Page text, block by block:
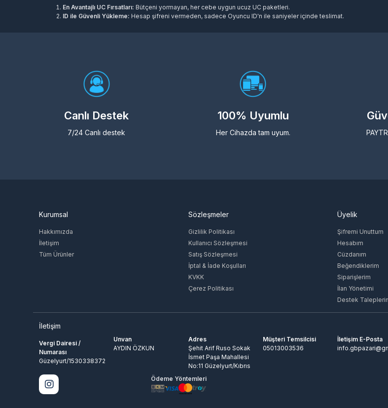
En Avantajlı UC Fırsatları:Bütçeni
yormayan, piyasadaki en ucuz UC
onaylandığı an siparişin otomatik olarak
teslim edilir.
maceraya hız kesmeden devam et!
En Avantajlı UC Fırsatları: Bütçeni yormayan, her cebe uygun ucuz UC paketleri.
ID ile Güvenli Yükleme: Hesap şifreni vermeden, sadece Oyuncu ID'n ile saniyeler içinde teslimat.
Canlı Destek
7/24 Canlı destek
100% Uyumlu
Her Cihazda tam uyum.
Kurumsal
Hakkımızda
İletişim
Tüm Ürünler
Sözleşmeler
Gizlilik Politikası
Kullanıcı Sözleşmesi
Satış Sözleşmesi
İptal & İade Koşulları
KVKK
Çerez Politikası
Üyelik
Şifremi Unuttum
Hesabım
Cüzdanım
Beğendiklerim
Siparişlerim
İlan Yönetimi
Destek
İletişim
Vergi Dairesi /
Numarası
Güzelyurt/1530338372
Unvan
AYDIN ÖZKUN
Adres
Şehit Arif Ruso Sokak
İsmet Paşa Mahallesi
No:11 Güzelyurt/Kıbrıs
Müşteri Temsilcisi
05013003536
İletişim E-Posta
Ödeme Yöntemleri